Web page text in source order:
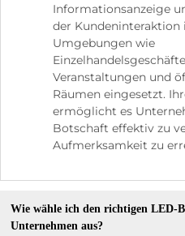
Informationsanzeige
der Kundeninteraktion
Umgebungen wie
Veranstaltungen und
Räumen eingesetzt.
ermöglicht es
Botschaft effektiv zu
Aufmerksamkeit zu
Wie wähle ich den richtigen LED-
Unternehmen aus?